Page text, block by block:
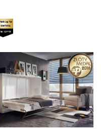
имеет
несколько
можно
выбрать
странице
товара.